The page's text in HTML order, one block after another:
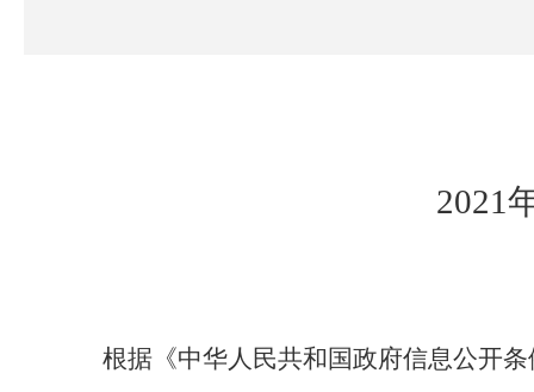
2021
根据《中华人民共和国政府信息公开